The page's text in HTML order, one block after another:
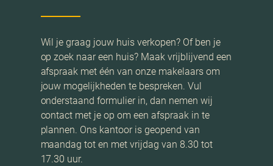
Wil je graag jouw huis verkopen? Of ben je
op zoek naar een huis? Maak vrijblijvend een
afspraak met één van onze makelaars om
jouw mogelijkheden te bespreken. Vul
onderstaand formulier in, dan nemen wij
contact met je op om een afspraak in te
plannen. Ons kantoor is geopend van
maandag tot en met vrijdag van 8.30 tot
17.30 uur.